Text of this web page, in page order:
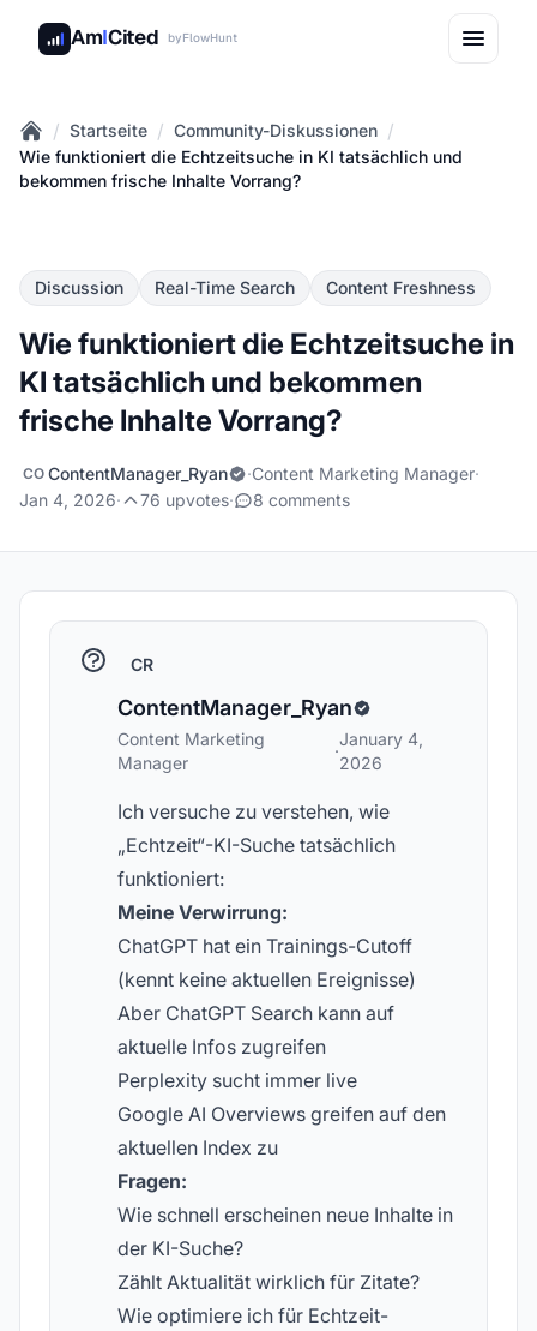
AmICited byFlowHunt
Home
/ Startseite / Community-Diskussionen /
Wie funktioniert die Echtzeitsuche in KI tatsächlich und
bekommen frische Inhalte Vorrang?
Discussion Real-Time Search Content Freshness
Wie funktioniert die Echtzeitsuche in
KI tatsächlich und bekommen
frische Inhalte Vorrang?
CO ContentManager_Ryan ·Content Marketing Manager·
Jan 4, 2026· 76 upvotes· 8 comments
CR
ContentManager_Ryan
Content Marketing
Manager
·
January 4,
2026
Ich versuche zu verstehen, wie
„Echtzeit“-KI-Suche tatsächlich
funktioniert:
Meine Verwirrung:
ChatGPT hat ein Trainings-Cutoff
(kennt keine aktuellen Ereignisse)
Aber ChatGPT Search kann auf
aktuelle Infos zugreifen
Perplexity sucht immer live
Google AI Overviews greifen auf den
aktuellen Index zu
Fragen:
Wie schnell erscheinen neue Inhalte in
der KI-Suche?
Zählt Aktualität wirklich für Zitate?
Wie optimiere ich für Echtzeit-